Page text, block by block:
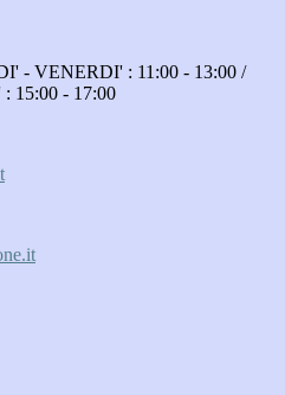
- VENERDI' : 11:00 - 13:00 /
15:00 - 17:00